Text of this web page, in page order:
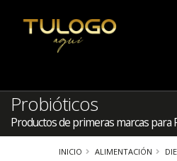
Probióticos
Productos de primeras marcas para
INICIO ALIMENTACIÓN